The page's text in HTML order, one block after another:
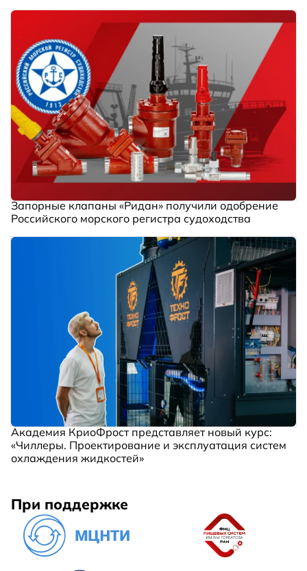
Запорные клапаны «Ридан» получили одобрение
Российского морского регистра судоходства
Академия КриоФрост представляет новый курс:
«Чиллеры. Проектирование и эксплуатация систем
охлаждения жидкостей»
При поддержке